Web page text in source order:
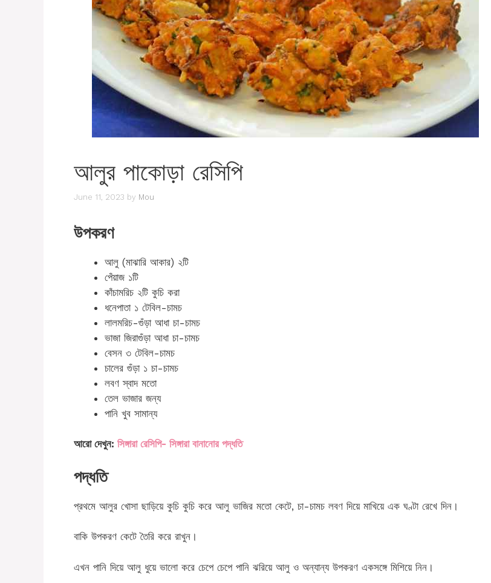
আলুর পাকোড়া রেসিপি
June 11, 2023 by Mou
উপকরণ
আলু (মাঝারি আকার) ২টি
পেঁয়াজ ১টি
কাঁচামরিচ ২টি কুচি করা
ধনেপাতা ১ টেবিল-চামচ
লালমরিচ-গুঁড়া আধা চা-চামচ
ভাজা জিরাগুঁড়া আধা চা-চামচ
বেসন ৩ টেবিল-চামচ
চালের গুঁড়া ১ চা-চামচ
লবণ স্বাদ মতো
তেল ভাজার জন্য
পানি খুব সামান্য
আরো দেখুন: সিঙ্গারা রেসিপি- সিঙ্গারা বানানোর পদ্ধতি
পদ্ধতি
প্রথমে আলুর খোসা ছাড়িয়ে কুচি কুচি করে আলু ভাজির মতো কেটে, চা-চামচ লবণ দিয়ে মাখিয়ে এক ঘণ্টা রেখে দিন।
বাকি উপকরণ কেটে তৈরি করে রাখুন।
এখন পানি দিয়ে আলু ধুয়ে ভালো করে চেপে চেপে পানি ঝরিয়ে আলু ও অন্যান্য উপকরণ একসঙ্গে মিশিয়ে নিন।